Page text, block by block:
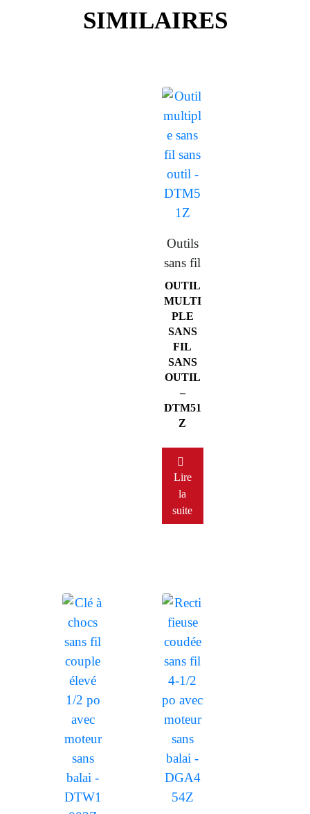
SIMILAIRES
Outils
sans fil
OUTIL
MULTI
PLE
SANS
FIL
SANS
OUTIL
–
DTM51
Z
Lire
la
suite